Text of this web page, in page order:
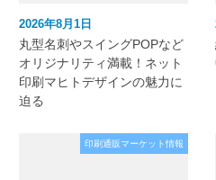
2026年8月1日
丸型名刺やスイングPOPなど
オリジナリティ満載！ネット
印刷マヒトデザインの魅力に
迫る
印刷通販マーケット情報